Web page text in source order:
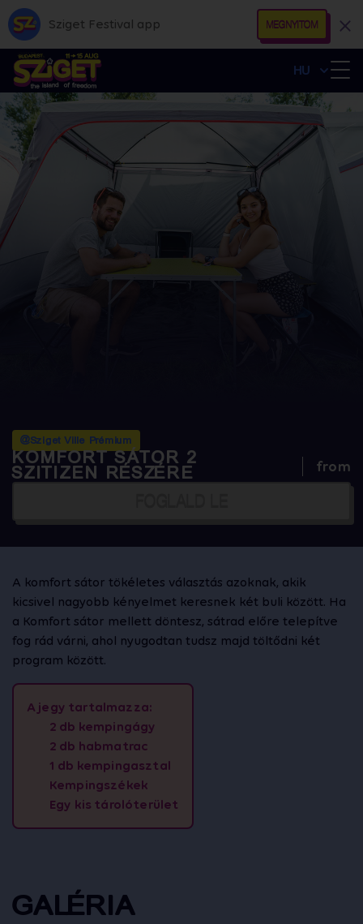
Sziget Festival app MEGNYITOM
HU
@Sziget Ville Prémium
KOMFORT SÁTOR 2
SZITIZEN RÉSZÉRE from
A komfort sátor tökéletes választás azoknak, akik
kicsivel nagyobb kényelmet keresnek két buli között. Ha
a Komfort sátor mellett döntesz, sátrad előre telepítve
fog rád várni, ahol nyugodtan tudsz majd töltődni két
program között.
A jegy tartalmazza:
2 db kempingágy
2 db habmatrac
1 db kempingasztal
Kempingszékek
Egy kis tárolóterület
GALÉRIA